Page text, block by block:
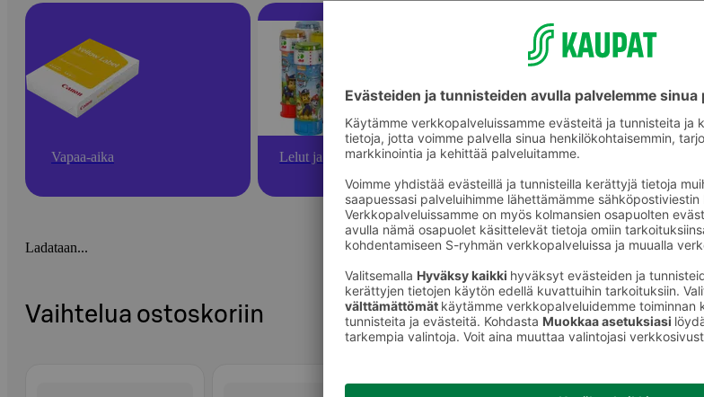
Vapaa-aika Lelut ja pelit Ulkopelit
Ladataan...
Vaihtelua ostoskoriin